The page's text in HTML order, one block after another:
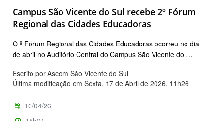
Campus São Vicente do Sul recebe 2º Fórum
Regional das Cidades Educadoras
O º Fórum Regional das Cidades Educadoras ocorreu no dia
de abril no Auditório Central do Campus São Vicente do …
Escrito por Ascom São Vicente do Sul
Última modificação em Sexta, 17 de Abril de 2026, 11h26
16/04/26